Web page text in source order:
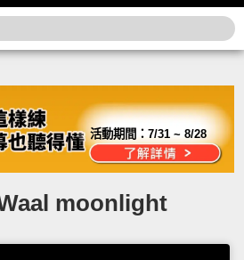
活動期間：7/31 ~ 8/28
moonlight